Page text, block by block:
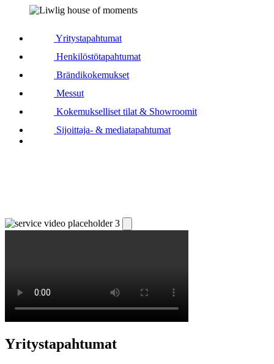
Yritystapahtumat
Henkilöstötapahtumat
Brändikokemukset
Messut
Kokemukselliset tilat & Showroomit
Sijoittaja- & mediatapahtumat
Yritystapahtumat